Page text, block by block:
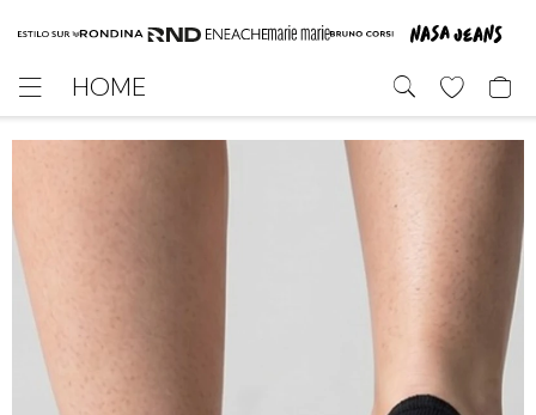
HOME
